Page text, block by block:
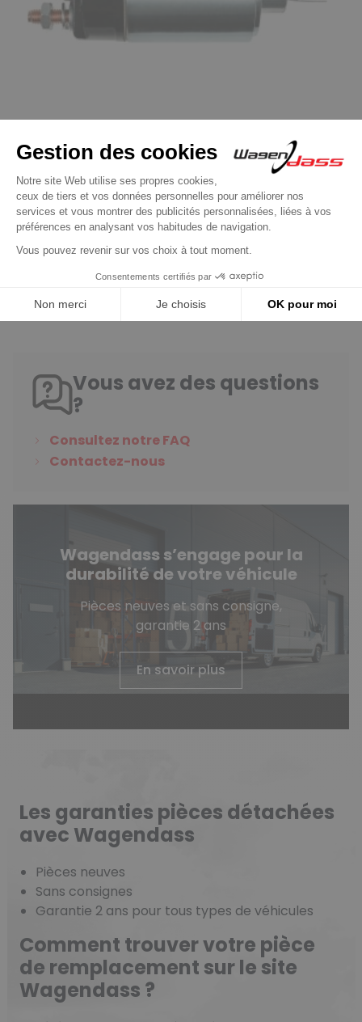
Contacteurs / Solénoïdes pour démarreur BOSCH
Contacteur / Solénoïde pour démarreur
0001157021/ 0001208044 / 0001208051
24,90 €
Découvrir le produit
Vous avez des questions
?
Consultez notre FAQ
Contactez-nous
Wagendass s’engage pour la
durabilité de votre véhicule
Pièces neuves et sans consigne,
garantie 2 ans
En savoir plus
Les garanties pièces détachées
avec Wagendass
Pièces neuves
Sans consignes
Garantie 2 ans pour tous types de véhicules
Comment trouver votre pièce
de remplacement sur le site
Wagendass ?